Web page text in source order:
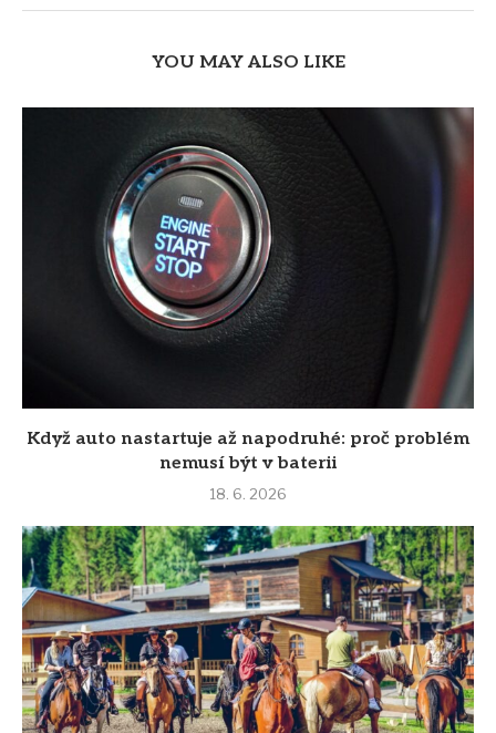
YOU MAY ALSO LIKE
Když auto nastartuje až napodruhé: proč problém
nemusí být v baterii
18. 6. 2026